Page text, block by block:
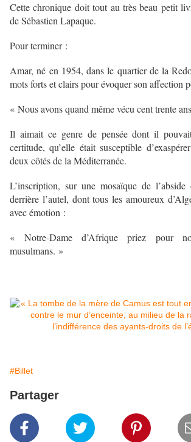
Cette chronique doit tout au très beau petit
de Sébastien Lapaque.
Pour terminer :
Amar, né en 1954, dans le quartier de la
mots forts et clairs pour évoquer son affection
« Nous avons quand même vécu cent trente
Il aimait ce genre de pensée dont il
certitude, qu’elle était susceptible
deux côtés de la Méditerranée.
L’inscription, sur une mosaïque de
derrière l’autel, dont tous les amoureux
avec émotion :
« Notre-Dame d’Afrique priez pour
musulmans. »
#Billet
Partager